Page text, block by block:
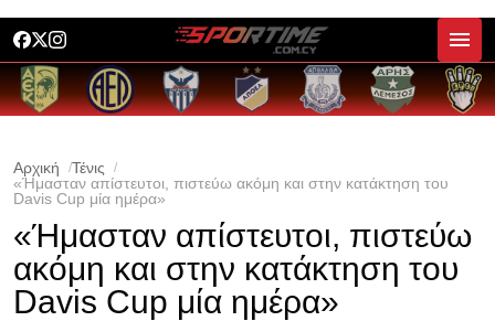
Αρχική
Τένις
«Ήμασταν απίστευτοι, πιστεύω ακόμη και στην κατάκτηση του
Davis Cup μία ημέρα»
«Ήμασταν απίστευτοι, πιστεύω
ακόμη και στην κατάκτηση του
Davis Cup μία ημέρα»